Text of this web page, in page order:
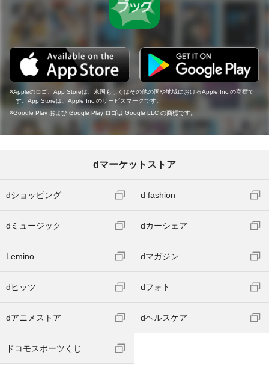
Appleのロゴ、App Storeは、米国もしくはその他の国や地域におけるApple Inc.の商標で
す。App Storeは、Apple Inc.のサービスマークです。
Google Play および Google Play ロゴは Google LLC の商標です。
dマーケットストア
dショッピング d fashion
dミュージック dカーシェア
Lemino dマガジン
dヒッツ dフォト
dアニメストア dヘルスケア
ドコモスポーツくじ